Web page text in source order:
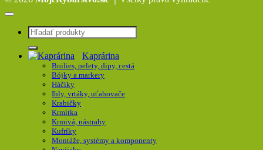
Hľadať:
Kaprárina
Boilies, pelety, dipy, cestá
Bójky a markery
Háčiky
Ihly, vrtáky, uťahovače
Krabičky
Krmítka
Krmivá, nástrahy
Kufríky
Montáže, systémy a komponenty